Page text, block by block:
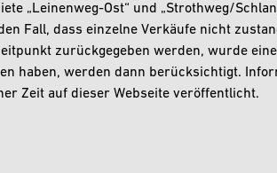
„Leinenweg-Ost“ und „Strothweg/
Fall, dass einzelne Verkäufe nicht
zurückgegeben werden, wurde
haben, werden dann berücksichtigt.
Zeit auf dieser Webseite veröffentlicht.